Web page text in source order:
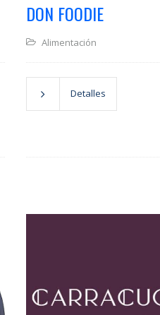
DON FOODIE
Alimentación
Detalles